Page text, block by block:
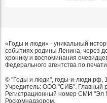
«Годы и люди» - уникальный
событиях родины Ленина, через
хронику и воспоминания
Федерального агентства по
© "Годы и люди", годы-и-люди.рф,
Учредитель: ООО "СИБ". Главный
Регистрационный номер СМИ "Эл
Роскомнадзором.